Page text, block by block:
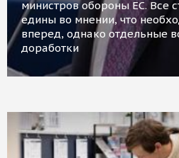
министров обороны ЕС. Все
едины во мнении, что
вперед, однако отдельные
доработки